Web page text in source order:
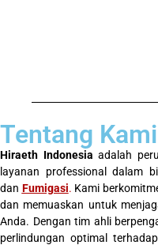
Tentang
Hiraeth Indonesia adalah
layanan professional dalam
dan Fumigasi. Kami
dan memuaskan untuk
Anda. Dengan tim ahli
perlindungan optimal